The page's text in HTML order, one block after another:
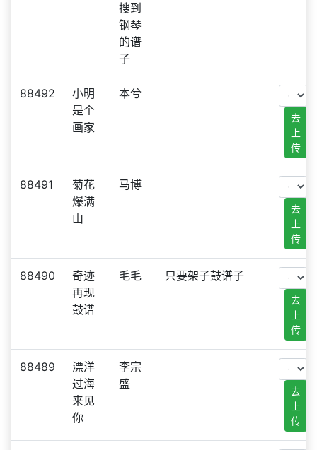
搜到
钢琴
的谱
子
88492
小明
是个
画家
本兮
去
上
传
88491
菊花
爆满
山
马博
去
上
传
88490
奇迹
再现
鼓谱
毛毛 只要架子鼓谱子
去
上
传
88489
漂洋
过海
来见
你
李宗
盛
去
上
传